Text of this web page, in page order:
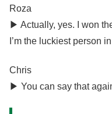
Roza
▶︎ Actually, yes. I won
I’m the luckiest person
Chris
▶︎ You can say that